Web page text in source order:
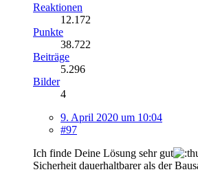
Reaktionen
12.172
Punkte
38.722
Beiträge
5.296
Bilder
4
9. April 2020 um 10:04
#97
Ich finde Deine Lösung sehr gut
Sicherheit dauerhaltbarer als der